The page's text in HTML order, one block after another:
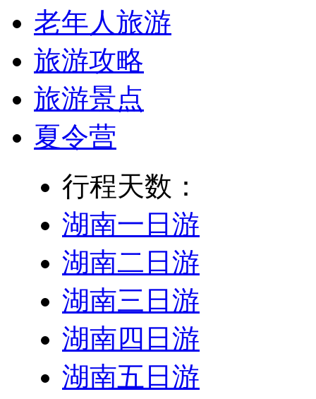
老年人旅游
旅游攻略
旅游景点
夏令营
行程天数：
湖南一日游
湖南二日游
湖南三日游
湖南四日游
湖南五日游